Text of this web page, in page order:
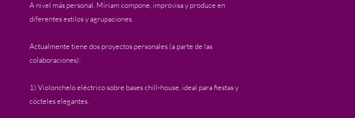
A nivel más personal, Míriam compone, improvisa y produce en
diferentes estilos y agrupaciones.
Actualmente tiene dos proyectos personales (a parte de las
colaboraciones):
1) Violonchelo eléctrico sobre bases chill-house, ideal para fiestas y
cócteles elegantes.